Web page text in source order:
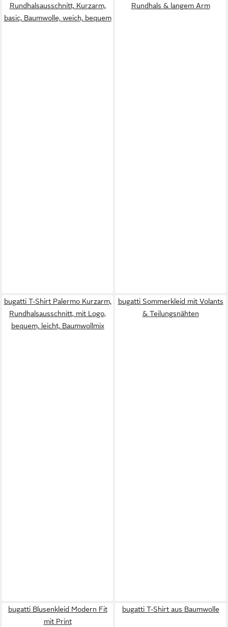
Rundhalsausschnitt, Kurzarm,
basic, Baumwolle, weich, bequem
Rundhals & langem Arm
bugatti T-Shirt Palermo Kurzarm,
Rundhalsausschnitt, mit Logo,
bequem, leicht, Baumwollmix
bugatti Sommerkleid mit Volants
& Teilungsnähten
bugatti Blusenkleid Modern Fit
mit Print
bugatti T-Shirt aus Baumwolle